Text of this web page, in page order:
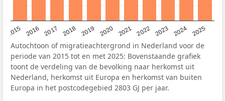
2015 2016 2017 2018 2019 2020 2021 2022 2023 2024 2025
Autochtoon of migratieachtergrond in Nederland voor de
periode van 2015 tot en met 2025: Bovenstaande grafiek
toont de verdeling van de bevolking naar herkomst uit
Nederland, herkomst uit Europa en herkomst van buiten
Europa in het postcodegebied 2803 GJ per jaar.